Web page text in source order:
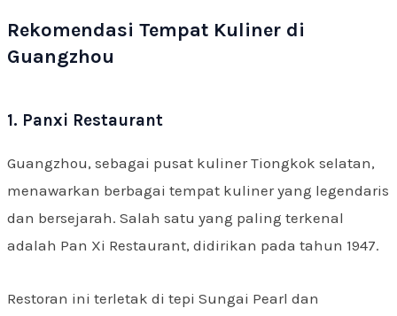
Rekomendasi Tempat Kuliner di
Guangzhou
1. Panxi Restaurant
Guangzhou, sebagai pusat kuliner Tiongkok selatan,
menawarkan berbagai tempat kuliner yang legendaris
dan bersejarah. Salah satu yang paling terkenal
adalah Pan Xi Restaurant, didirikan pada tahun 1947.
Restoran ini terletak di tepi Sungai Pearl dan